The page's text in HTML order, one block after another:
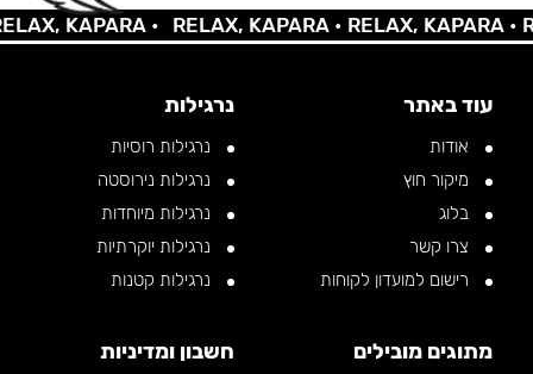
KAPARA • RELAX, KAPARA •RELAX, KAPARA •
עוד באתר
אודות
מיקור חוץ
בלוג
צרו קשר
רישום למועדון לקוחות
נרגילות
נרגילות רוסיות
נרגילות נירוסטה
נרגילות מיוחדות
נרגילות יוקרתיות
נרגילות קטנות
מתוגים מובילים חשבון ומדיניות